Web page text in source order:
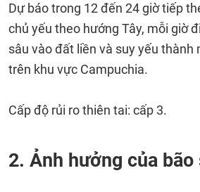
Dự báo trong 12 đến 24 giờ tiếp
chủ yếu theo hướng Tây, mỗi giờ
sâu vào đất liền và suy yếu thành
trên khu vực Campuchia.
Cấp độ rủi ro thiên tai: cấp 3.
2. Ảnh hưởng của bão